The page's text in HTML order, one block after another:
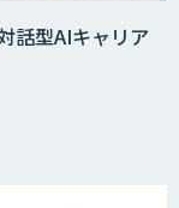
話型AIキャリア